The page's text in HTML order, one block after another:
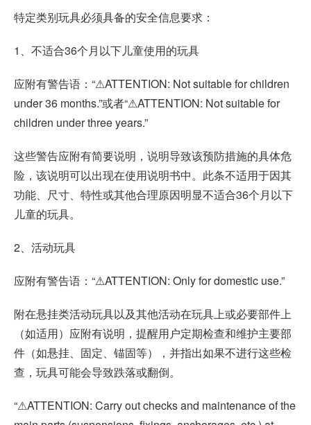
特定类别玩具必须具备的安全信息要求：
1、不适合36个月以下儿童使用的玩具
应附有警告语：“⚠ATTENTION: Not suitable for children
under 36 months.”或者“⚠ATTENTION: Not suitable for
children under three years.”
这些警告应附有简要说明，说明导致该预防措施的具体危
险，该说明可以出现在使用说明书中。此条不适用于因其
功能、尺寸、特性或其他合理原因明显不适合36个月以下
儿童的玩具。
2、活动玩具
应附有警告语：“⚠ATTENTION: Only for domestic use.”
附在悬挂类活动玩具以及其他活动在玩具上或必要部件上
（如适用）应附有说明，提醒用户定期检查和维护主要部
件（如悬挂、固定、锚固等），并指出如果不进行这些检
查，玩具可能会导致跌落或翻倒。
“⚠ATTENTION: Carry out checks and maintenance of the